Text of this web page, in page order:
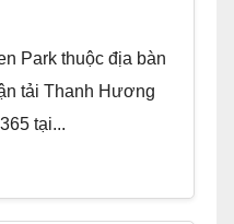
Park thuộc địa bàn
tải Thanh Hương
tại...